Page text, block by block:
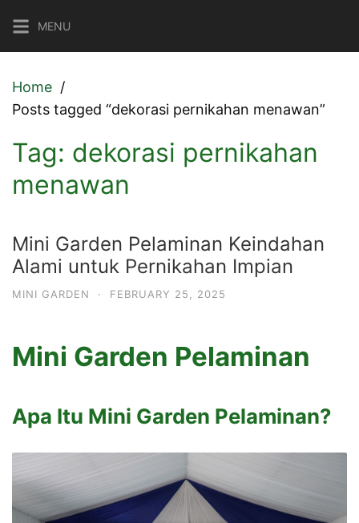
to
MENU
Home
Posts tagged “dekorasi pernikahan menawan”
Tag: dekorasi pernikahan
menawan
Mini Garden Pelaminan Keindahan
Alami untuk Pernikahan Impian
MINI GARDEN · FEBRUARY 25, 2025
Mini Garden Pelaminan
Apa Itu Mini Garden Pelaminan?